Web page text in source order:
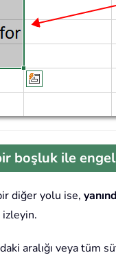
boşluk ile
diğer yolu ise,
izleyin.
aralığı veya tüm